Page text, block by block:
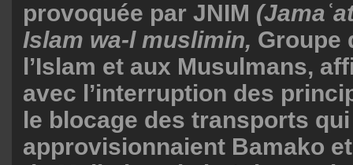
provoquée par JNIM
Islam wa-l muslimin, Groupe
l’Islam et aux Musulmans,
avec l’interruption des
le blocage des transports qui
approvisionnaient Bamako